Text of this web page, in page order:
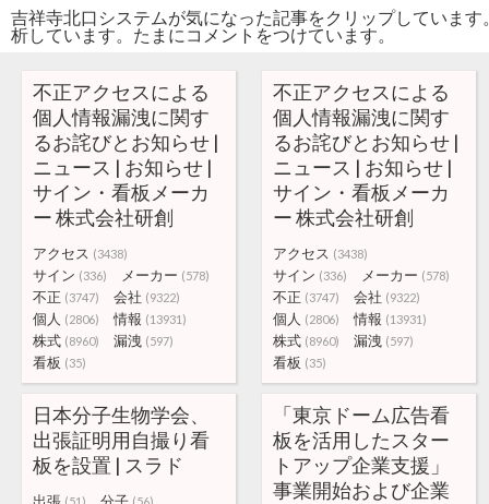
吉祥寺北口システムが気になった記事をクリップしていま
析しています。たまにコメントをつけています。
不正アクセスによる
個人情報漏洩に関す
るお詫びとお知らせ |
ニュース | お知らせ |
サイン・看板メーカ
ー 株式会社研創
アクセス (3438)
サイン (336) メーカー (578)
不正 (3747) 会社 (9322)
個人 (2806) 情報 (13931)
株式 (8960) 漏洩 (597)
看板 (35)
不正アクセスによる
個人情報漏洩に関す
るお詫びとお知らせ |
ニュース | お知らせ |
サイン・看板メーカ
ー 株式会社研創
アクセス (3438)
サイン (336) メーカー (578)
不正 (3747) 会社 (9322)
個人 (2806) 情報 (13931)
株式 (8960) 漏洩 (597)
看板 (35)
日本分子生物学会、
出張証明用自撮り看
板を設置 | スラド
「東京ドーム広告看
板を活用したスター
トアップ企業支援」
事業開始および企業